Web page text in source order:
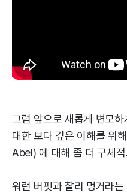
그럼 앞으로 새롭게 변모
대한 보다 깊은 이해를 위
Abel) 에 대해 좀 더 구체
워런 버핏과 찰리 멍거라